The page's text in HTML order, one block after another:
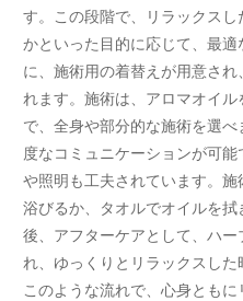
す。この段階で、リラックス
かといった目的に応じて、最
に、施術用の着替えが用意さ
れます。施術は、アロマオイ
で、全身や部分的な施術を選
度なコミュニケーションが可
や照明も工夫されています。
浴びるか、タオルでオイルを
後、アフターケアとして、ハ
れ、ゆっくりとリラックスした
このような流れで、心身とも